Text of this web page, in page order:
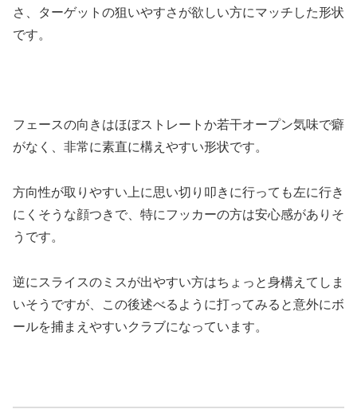
さ、ターゲットの狙いやすさが欲しい方にマッチした形状
です。
フェースの向きはほぼストレートか若干オープン気味で癖
がなく、非常に素直に構えやすい形状です。
方向性が取りやすい上に思い切り叩きに行っても左に行き
にくそうな顔つきで、特にフッカーの方は安心感がありそ
うです。
逆にスライスのミスが出やすい方はちょっと身構えてしま
いそうですが、この後述べるように打ってみると意外にボ
ールを捕まえやすいクラブになっています。